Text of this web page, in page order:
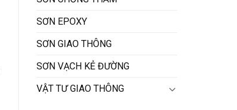
SƠN EPOXY
SƠN GIAO THÔNG
SƠN VẠCH KẺ ĐƯỜNG
VẬT TƯ GIAO THÔNG